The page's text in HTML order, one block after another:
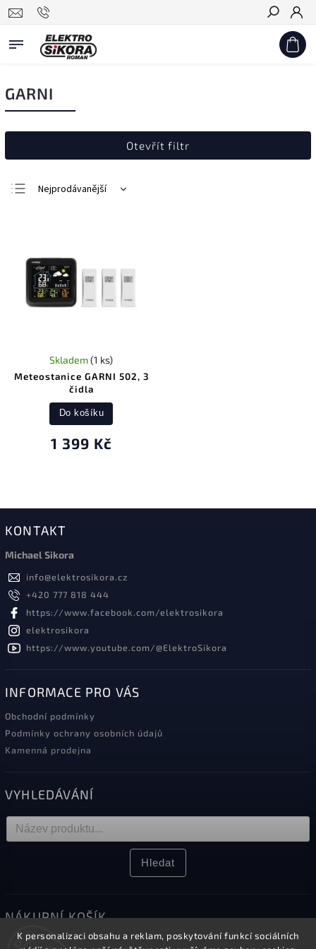
K personalizaci obsahu a reklam, poskytování funkcí sociálních
Hledat
GARNI
Otevřít filtr
Nejprodávanější
Abecedně
Meteostanice GARNI 502, 3
čidla
Skladem(1 ks)
1 399 Kč
Do košíku
KONTAKT
Michael Sikora
info@elektrosikora.cz
+420 777 818 444
https://www.facebook.com/elektrosikora
elektrosikora
https://www.youtube.com/@ElektroSikora
INFORMACE PRO VÁS
Obchodní podmínky
Podmínky ochrany osobních údajů
Kamenná prodejna
VYHLEDÁVÁNÍ
Hledat
NÁKUPNÍ KOŠÍK